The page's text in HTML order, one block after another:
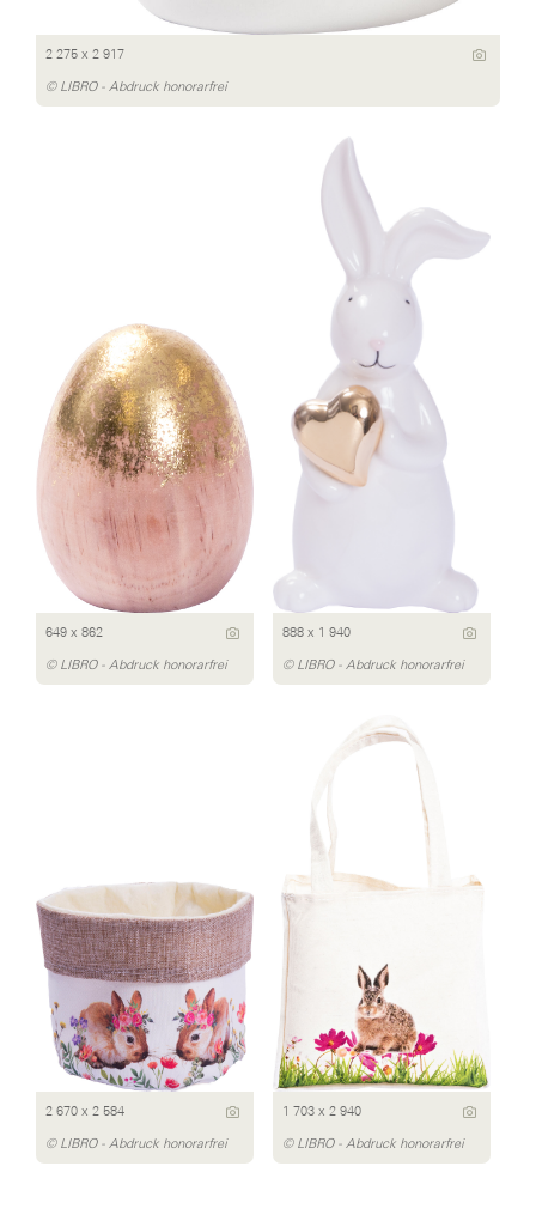
2 275 x 2 917
© LIBRO - Abdruck honorarfrei
649 x 862
© LIBRO - Abdruck honorarfrei
888 x 1 940
© LIBRO - Abdruck honorarfrei
2 670 x 2 584
© LIBRO - Abdruck honorarfrei
1 703 x 2 940
© LIBRO - Abdruck honorarfrei